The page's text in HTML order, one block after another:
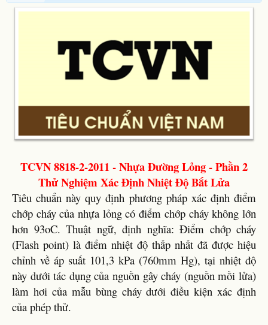
TCVN 8818-2-2011 - Nhựa Đường Lỏng - Phần 2
Thử Nghiệm Xác Định Nhiệt Độ Bắt Lửa
Tiêu chuẩn này quy định phương pháp xác định điểm
chớp cháy của nhựa lỏng có điểm chớp cháy không lớn
hơn 93oC. Thuật ngữ, định nghĩa: Điểm chớp cháy
(Flash point) là điểm nhiệt độ thấp nhất đã được hiệu
chỉnh về áp suất 101,3 kPa (760mm Hg), tại nhiệt độ
này dưới tác dụng của nguồn gây cháy (nguồn mồi lửa)
làm hơi của mẫu bùng cháy dưới điều kiện xác định
của phép thử.